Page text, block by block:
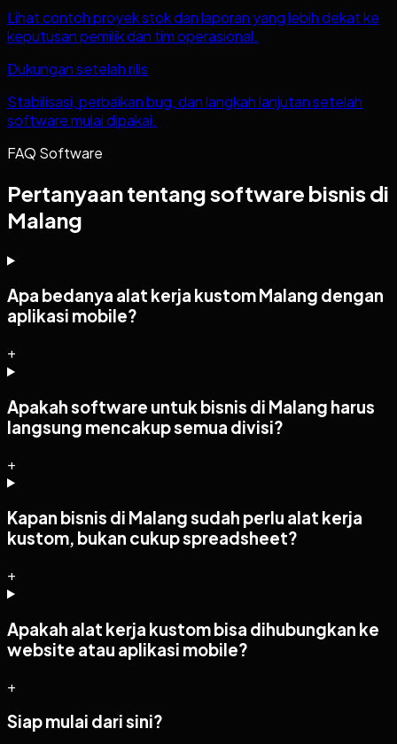
Lihat contoh proyek stok dan laporan yang lebih dekat ke
keputusan pemilik dan tim operasional.
Dukungan setelah rilis
Stabilisasi, perbaikan bug, dan langkah lanjutan setelah
software mulai dipakai.
FAQ Software
Pertanyaan tentang software bisnis di
Malang
Apa bedanya alat kerja kustom Malang dengan
aplikasi mobile?
+
Apakah software untuk bisnis di Malang harus
langsung mencakup semua divisi?
+
Kapan bisnis di Malang sudah perlu alat kerja
kustom, bukan cukup spreadsheet?
+
Apakah alat kerja kustom bisa dihubungkan ke
website atau aplikasi mobile?
+
Siap mulai dari sini?